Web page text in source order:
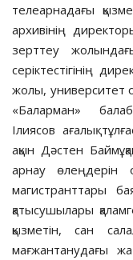
телеарнадағы
архивінің
зерттеу
серіктестігінің
жолы, университет
«Баларман»
Ілиясов ағалық
ақын Дәстен
арнау өлеңдерін
магистранттары
қатысушылары
қызметін, сан
мағжантанудағы